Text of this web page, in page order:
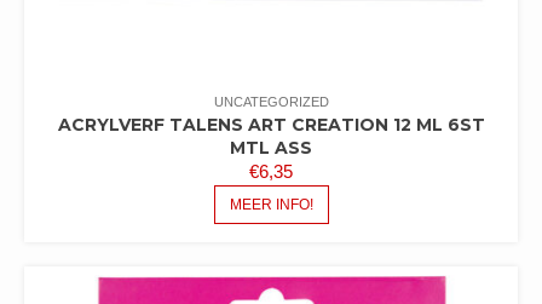
UNCATEGORIZED
ACRYLVERF TALENS ART CREATION 12 ML 6ST
MTL ASS
€6,35
MEER INFO!